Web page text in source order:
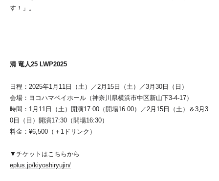
す！」。
清 竜人25 LWP2025
日程：2025年1月11日（土）／2月15日（土）／3月30日（日）
会場：ヨコハマベイホール（神奈川県横浜市中区新山下3-4-17）
時間：1月11日（土）開演17:00（開場16:00）／2月15日（土）＆3月3
0日（日）開演17:30（開場16:30）
料金：¥6,500（＋1ドリンク）
▼チケットはこちらから
eplus.jp/kiyoshiryujin/